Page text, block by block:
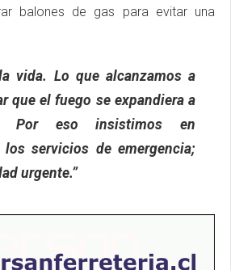
balones de gas para evitar una
vida. Lo que alcanzamos a
que el fuego se expandiera a
Por eso insistimos en
los servicios de emergencia;
urgente.”